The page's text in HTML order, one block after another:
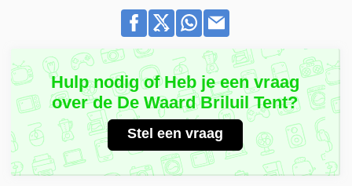
Hulp nodig of Heb je een vraag
over de De Waard Briluil Tent?
Stel een vraag